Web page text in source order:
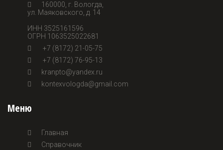
160000, г. Вологда,
ул. Маяковского, д. 14
ИНН 3525161596
ОГРН 1063525022681
+7 (8172) 21-05-75
+7 (8172) 76-95-13
kranpto@yandex.ru
kontexvologda@gmail.com
Меню
Главная
Справочник